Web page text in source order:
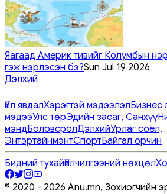
Яагаад Америк тивийг Колумбын
гэж нэрлэсэн бэ?Sun Jul 19 2026
Дэлхий
Үйл явдалХэрэгтэй мэдээлэлБизнес
мэдээУлс төрЭдийн засаг, Санхүү
мэндБоловсролДэлхийУрлаг соёл,
ЭнтэртайнмэнтСпортБайгал орчин
Бидний тухайҮйлчилгээний нөхцөл
© 2020 - 2026 Anu.mn, Зохиогчийн